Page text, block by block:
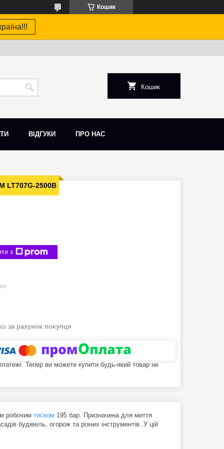
Кошик
Кошик
ВІДГУКИ ПРО НАС
LT707G-2500B
з
за рахунок покупця
Тепер ви можете купити будь-який товар не
робочим тиском 195 бар. Призначена для миття
будівель, огорож та різних інструментів. У цій